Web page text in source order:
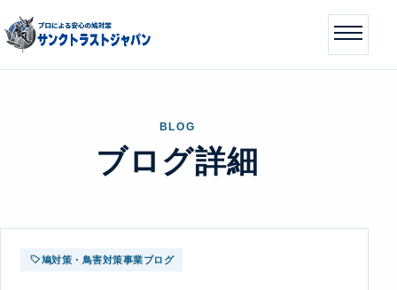
BLOG
ブログ詳細
鳩対策・鳥害対策事業ブログ